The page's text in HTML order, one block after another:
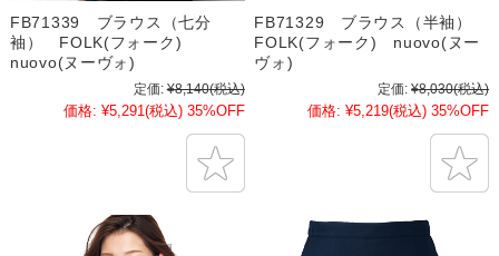
FB71339 ブラウス（七分
袖） FOLK(フォーク)
nuovo(ヌーヴォ)
定価: ¥8,140(税込)
価格: ¥5,291(税込) 35%OFF
FB71329 ブラウス（半袖）
FOLK(フォーク) nuovo(ヌー
ヴォ)
定価: ¥8,030(税込)
価格: ¥5,219(税込) 35%OFF